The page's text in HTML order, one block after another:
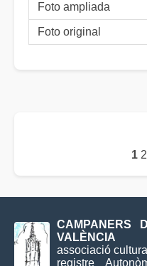
Foto ampliada
Foto original
1 2
CAMPANERS
VALÈNCIA
associació
registre